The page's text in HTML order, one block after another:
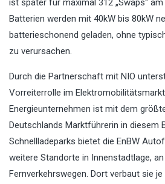
ist später für maximal 312 „Swaps“
Batterien werden mit 40kW bis 80kW
batterieschonend geladen, ohne
zu verursachen.
Durch die Partnerschaft mit NIO
Vorreiterrolle im
Energieunternehmen ist mit dem
Deutschlands Marktführerin in diesem
Schnellladeparks bietet die EnBW
weitere Standorte in Innenstadtlage,
Fernverkehrswegen. Dort verbaut sie